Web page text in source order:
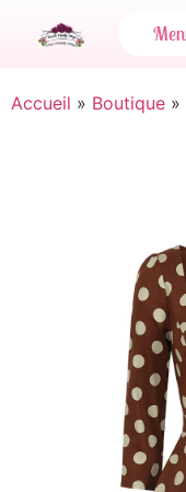
Accueil » Boutique »